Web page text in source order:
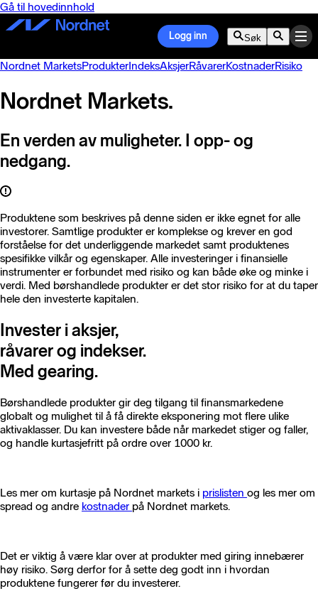
Gå til hovedinnhold
Logg inn Søk
Nordnet MarketsProdukterIndeksAksjerRåvarerKostnaderRisiko
Nordnet Markets.
En verden av muligheter. I opp- og
nedgang.
Produktene som beskrives på denne siden er ikke egnet for alle
investorer. Samtlige produkter er komplekse og krever en god
forståelse for det underliggende markedet samt produktenes
spesifikke vilkår og egenskaper. Alle investeringer i finansielle
instrumenter er forbundet med risiko og kan både øke og minke i
verdi. Med børshandlede produkter er det stor risiko for at du taper
hele den investerte kapitalen.
Invester i aksjer,
råvarer og indekser.
Med gearing.
Børshandlede produkter gir deg tilgang til finansmarkedene
globalt og mulighet til å få direkte eksponering mot flere ulike
aktivaklasser. Du kan investere både når markedet stiger og faller,
og handle kurtasjefritt på ordre over 1000 kr.
Les mer om kurtasje på Nordnet markets i prislisten og les mer om
spread og andre kostnader på Nordnet markets.
Det er viktig å være klar over at produkter med giring innebærer
høy risiko. Sørg derfor for å sette deg godt inn i hvordan
produktene fungerer før du investerer.